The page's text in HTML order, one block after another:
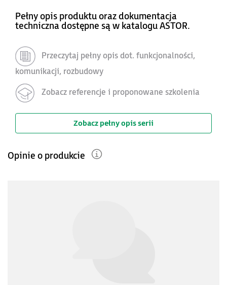
Pełny opis produktu oraz dokumentacja
techniczna dostępne są w katalogu ASTOR.
Przeczytaj pełny opis dot. funkcjonalności,
komunikacji, rozbudowy
Zobacz referencje i proponowane szkolenia
Zobacz pełny opis serii
Opinie o produkcie